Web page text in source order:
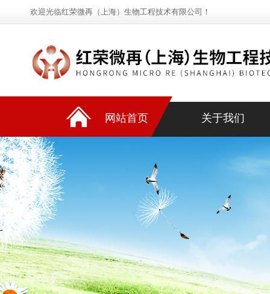
欢迎光临红荣微再（上海）生物工程技术有限公司！
网站首页 关于我们